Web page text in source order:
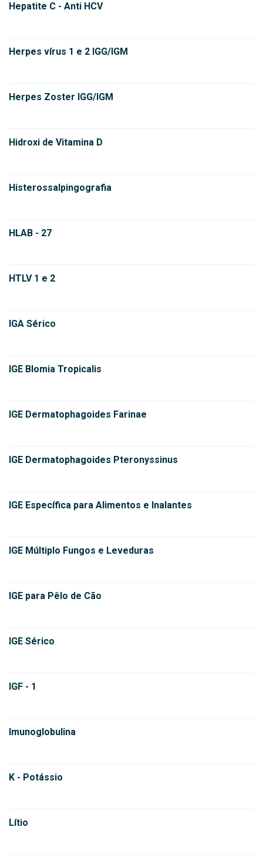
Hepatite C - Anti HCV
Herpes vírus 1 e 2 IGG/IGM
Herpes Zoster IGG/IGM
Hidroxi de Vitamina D
Histerossalpingografia
HLAB - 27
HTLV 1 e 2
IGA Sérico
IGE Blomia Tropicalis
IGE Dermatophagoides Farinae
IGE Dermatophagoides Pteronyssinus
IGE Específica para Alimentos e Inalantes
IGE Múltiplo Fungos e Leveduras
IGE para Pêlo de Cão
IGE Sérico
IGF - 1
Imunoglobulina
K - Potássio
Lítio